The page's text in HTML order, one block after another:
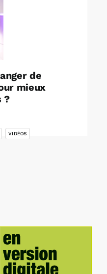
de
mieux
?
VIDÉOS